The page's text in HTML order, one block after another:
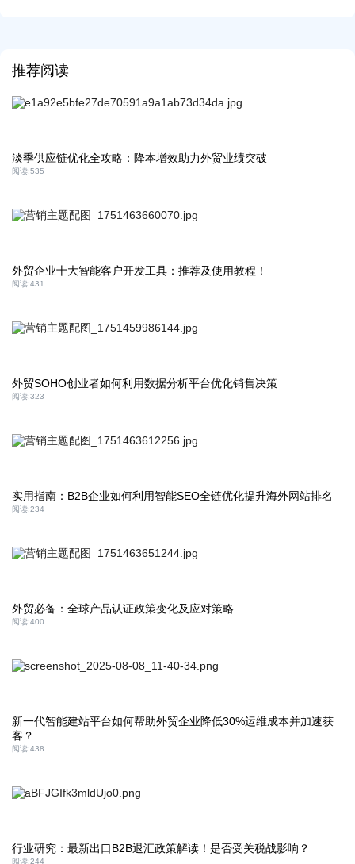
推荐阅读
淡季供应链优化全攻略：降本增效助力外贸业绩突破
阅读:535
外贸企业十大智能客户开发工具：推荐及使用教程！
阅读:431
外贸SOHO创业者如何利用数据分析平台优化销售决策
阅读:323
实用指南：B2B企业如何利用智能SEO全链优化提升海外网站排名
阅读:234
外贸必备：全球产品认证政策变化及应对策略
阅读:400
新一代智能建站平台如何帮助外贸企业降低30%运维成本并加速获
客？
阅读:438
行业研究：最新出口B2B退汇政策解读！是否受关税战影响？
阅读:244